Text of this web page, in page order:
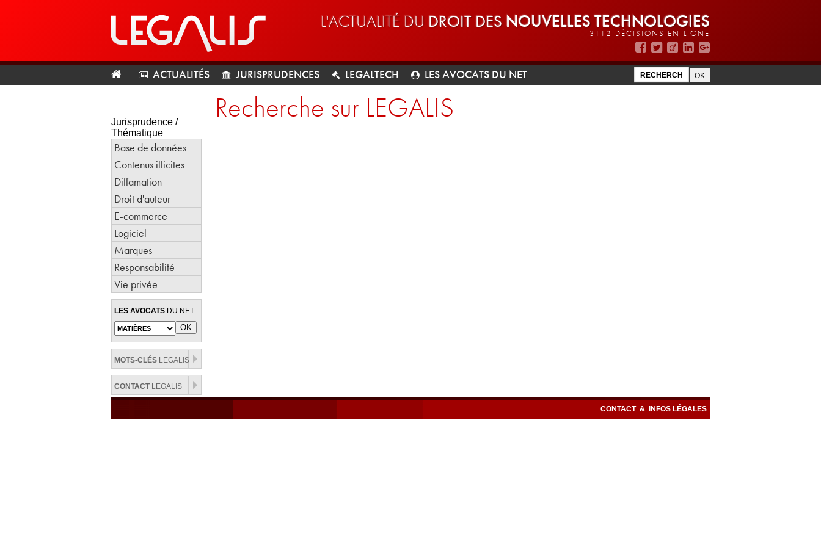
L'ACTUALITÉ DU DROIT DES NOUVELLES TECHNOLOGIES
3112 DÉCISIONS EN LIGNE
ACTUALITÉS JURISPRUDENCES LEGALTECH LES AVOCATS DU NET
Jurisprudence /
Thématique
Base de données
Contenus illicites
Diffamation
Droit d'auteur
E-commerce
Logiciel
Marques
Responsabilité
Vie privée
LES AVOCATS DU NET
MOTS-CLÉS LEGALIS
CONTACTLEGALIS
Recherche sur LEGALIS
CONTACT & INFOS LÉGALES